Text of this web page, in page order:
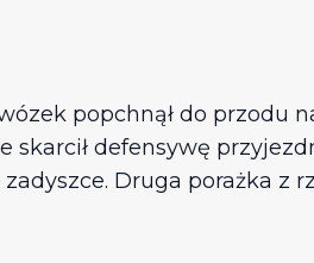
popchnął do przodu
skarcił defensywę
Druga porażka z